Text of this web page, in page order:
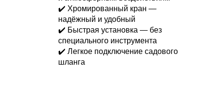
✔️ Хромированный кран —
надёжный и удобный
✔️ Быстрая установка — без
специального инструмента
✔️ Легкое подключение садового
шланга